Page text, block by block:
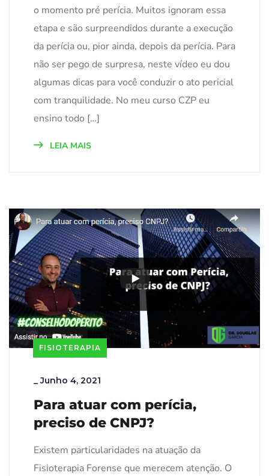
o momento pré perícia. Muitos ignoram essa
etapa e são surpreendidos durante a execução
da perícia ou, pior ainda, depois da perícia. Para
não ser pego de surpresa, neste vídeo eu dou
algumas dicas para você conduzir o ato pericial
com tranquilidade. No meu curso CZP eu
ensino todo […]
LEIA MAIS
FISIOTERAPIA
_Junho 4, 2021
Para atuar com perícia,
preciso de CNPJ?
Existem particularidades na atuação da
Fisioterapia Forense que merecem atenção. O